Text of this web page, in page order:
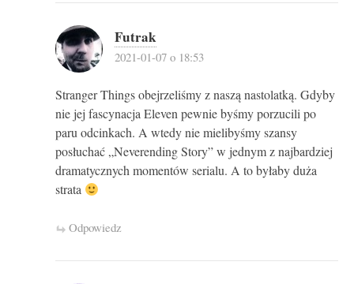
Futrak
2021-01-07 o 18:53
Stranger Things obejrzeliśmy z naszą nastolatką. Gdyby
nie jej fascynacja Eleven pewnie byśmy porzucili po
paru odcinkach. A wtedy nie mielibyśmy szansy
posłuchać „Neverending Story” w jednym z najbardziej
dramatycznych momentów serialu. A to byłaby duża
strata
Odpowiedz